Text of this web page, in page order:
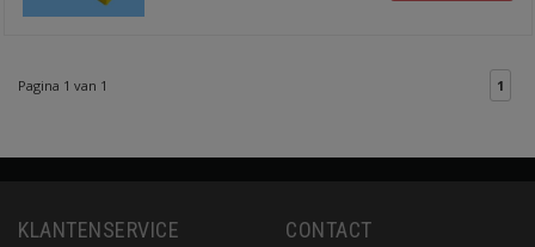
Pagina 1 van 1 1
KLANTENSERVICE CONTACT